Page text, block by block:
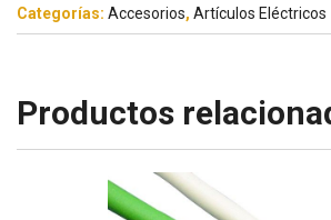
Categorías: Accesorios, Artículos Eléctricos
Productos